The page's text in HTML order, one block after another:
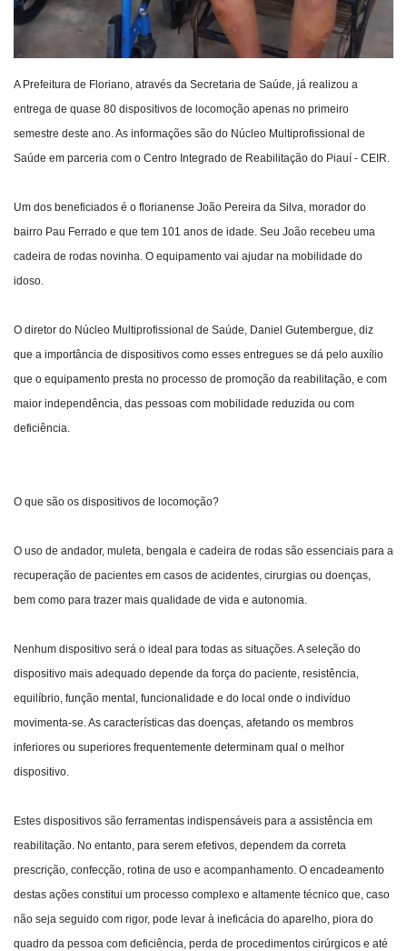
A Prefeitura de Floriano, através da Secretaria de Saúde, já realizou a
entrega de quase 80 dispositivos de locomoção apenas no primeiro
semestre deste ano. As informações são do Núcleo Multiprofissional de
Saúde em parceria com o Centro Integrado de Reabilitação do Piauí - CEIR.
Um dos beneficiados é o florianense João Pereira da Silva, morador do
bairro Pau Ferrado e que tem 101 anos de idade. Seu João recebeu uma
cadeira de rodas novinha. O equipamento vai ajudar na mobilidade do
idoso.
O diretor do Núcleo Multiprofissional de Saúde, Daniel Gutembergue, diz
que a importância de dispositivos como esses entregues se dá pelo auxílio
que o equipamento presta no processo de promoção da reabilitação, e com
maior independência, das pessoas com mobilidade reduzida ou com
deficiência.
O que são os dispositivos de locomoção?
O uso de andador, muleta, bengala e cadeira de rodas são essenciais para a
recuperação de pacientes em casos de acidentes, cirurgias ou doenças,
bem como para trazer mais qualidade de vida e autonomia.
Nenhum dispositivo será o ideal para todas as situações. A seleção do
dispositivo mais adequado depende da força do paciente, resistência,
equilíbrio, função mental, funcionalidade e do local onde o indivíduo
movimenta-se. As características das doenças, afetando os membros
inferiores ou superiores frequentemente determinam qual o melhor
dispositivo.
Estes dispositivos são ferramentas indispensáveis para a assistência em
reabilitação. No entanto, para serem efetivos, dependem da correta
prescrição, confecção, rotina de uso e acompanhamento. O encadeamento
destas ações constitui um processo complexo e altamente técnico que, caso
não seja seguido com rigor, pode levar à ineficácia do aparelho, piora do
quadro da pessoa com deficiência, perda de procedimentos cirúrgicos e até